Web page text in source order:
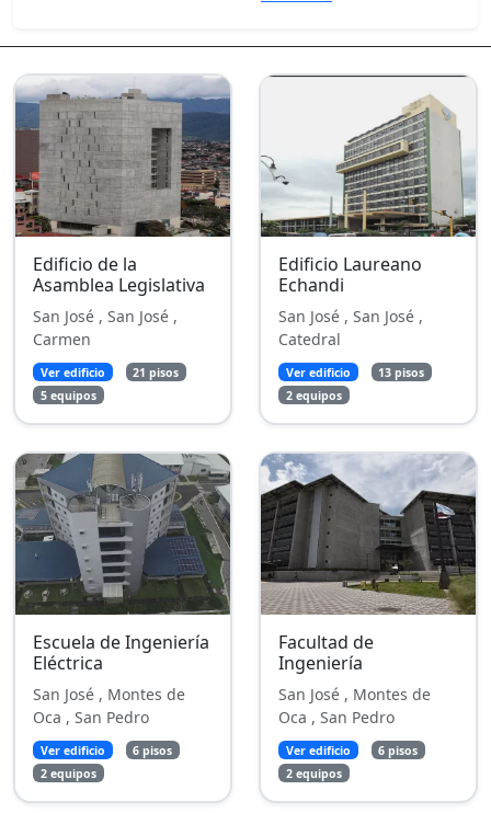
Edificio de la
Asamblea Legislativa
San José , San José ,
Carmen
Ver edificio
21 pisos
5 equipos
Edificio Laureano
Echandi
San José , San José ,
Catedral
Ver edificio
13 pisos
2 equipos
Escuela de Ingeniería
Eléctrica
San José , Montes de
Oca , San Pedro
Ver edificio
6 pisos
2 equipos
Facultad de
Ingeniería
San José , Montes de
Oca , San Pedro
Ver edificio
6 pisos
2 equipos